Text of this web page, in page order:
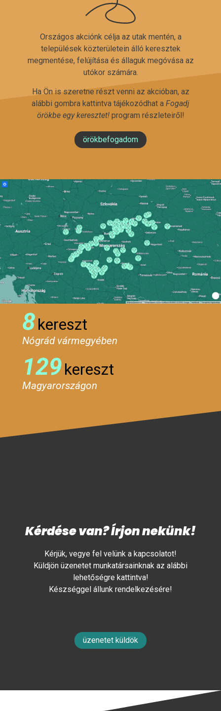
Országos akciónk célja az utak mentén, a
települések közterületein álló keresztek
megmentése, felújítása és állaguk megóvása az
utókor számára.
Ha Ön is szeretne részt venni az akcióban, az
alábbi gombra kattintva tájékozódhat a Fogadj
örökbe egy keresztet!program részleteiről!
örökbefogadom
8kereszt
Nógrád vármegyében
129kereszt
Magyarországon
Kérdése van? Írjon nekünk!
Kérjük, vegye fel velünk a kapcsolatot!
Küldjön üzenetet munkatársainknak az alábbi
lehetőségre kattintva!
Készséggel állunk rendelkezésére!
üzenetet küldök